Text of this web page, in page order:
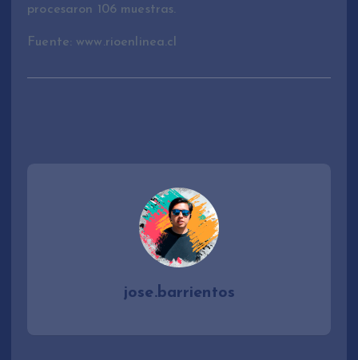
procesaron 106 muestras.
Fuente: www.rioenlinea.cl
jose.barrientos